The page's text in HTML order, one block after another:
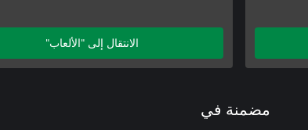
الانتقال إلى "الألعاب"
مضمنة في